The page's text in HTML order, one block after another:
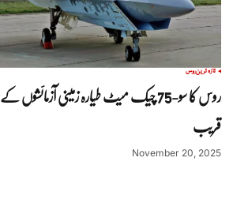
تازہ ترینروس
روس کا سو-75 چیک میٹ طیارہ زمینی آزمائشوں کے
قریب
November 20, 2025